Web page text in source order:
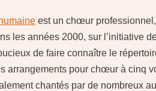
est un chœur professionnel,
les années 2000, sur l’initiative
de faire connaître le
arrangements pour chœur à cinq
chantés par de nombreux